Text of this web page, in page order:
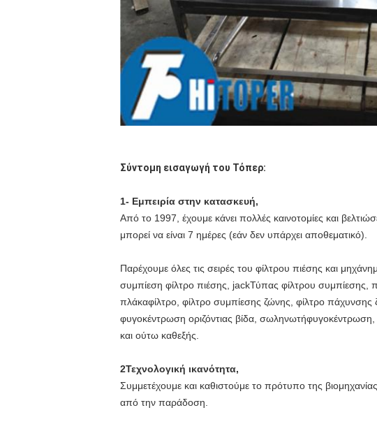
Σύντομη εισαγωγή του Τόπερ:
1- Εμπειρία στην κατασκευή,
Από το 1997, έχουμε κάνει πολλές καινοτομίες και
μπορεί να είναι 7 ημέρες (εάν δεν υπάρχει αποθεματικό).
Παρέχουμε όλες τις σειρές του φίλτρου πιέσης και
συμπίεση φίλτρο πιέσης, jackΤύπας φίλτρου συμπίεσης,
πλάκαφίλτρο, φίλτρο συμπίεσης ζώνης, φίλτρο
φυγοκέντρωση οριζόντιας βίδα, σωληνωτήφυγοκέντρωση,
και ούτω καθεξής.
2Τεχνολογική ικανότητα,
Συμμετέχουμε και καθιστούμε το πρότυπο της
από την παράδοση.